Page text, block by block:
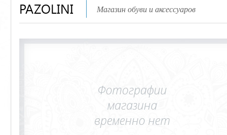
PAZOLINI Магазин обуви и аксессуаров